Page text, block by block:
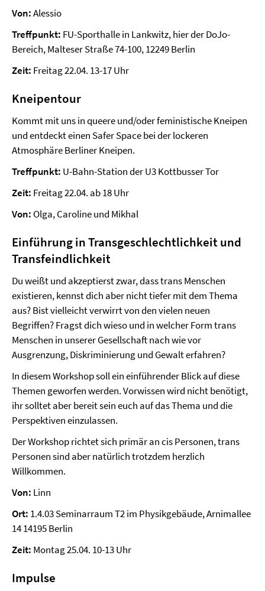
Von:Alessio
Treffpunkt: FU-Sporthalle in Lankwitz, hier der DoJo-
Bereich, Malteser Straße 74-100, 12249 Berlin
Zeit: Freitag 22.04. 13-17 Uhr
Kneipentour
Kommt mit uns in queere und/oder feministische Kneipen
und entdeckt einen Safer Space bei der lockeren
Atmosphäre Berliner Kneipen.
Treffpunkt: U-Bahn-Station der U3 Kottbusser Tor
Zeit: Freitag 22.04. ab 18 Uhr
Von: Olga, Caroline und Mikhal
Einführung in Transgeschlechtlichkeit und
Transfeindlichkeit
Du weißt und akzeptierst zwar, dass trans Menschen
existieren, kennst dich aber nicht tiefer mit dem Thema
aus? Bist vielleicht verwirrt von den vielen neuen
Begriffen? Fragst dich wieso und in welcher Form trans
Menschen in unserer Gesellschaft nach wie vor
Ausgrenzung, Diskriminierung und Gewalt erfahren?
In diesem Workshop soll ein einführender Blick auf diese
Themen geworfen werden. Vorwissen wird nicht benötigt,
ihr solltet aber bereit sein euch auf das Thema und die
Perspektiven einzulassen.
Der Workshop richtet sich primär an cis Personen, trans
Personen sind aber natürlich trotzdem herzlich
Willkommen.
Von: Linn
Ort: 1.4.03 Seminarraum T2 im Physikgebäude, Arnimallee
14 14195 Berlin
Zeit: Montag 25.04. 10-13 Uhr
Impulse